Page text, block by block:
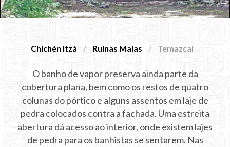
Tour Diamante Chichen Itza
Chichen Itza Premium
INFORMAÇÃO
Bilhetes
Chichén Itzá Ruinas Maias Temazcal
O banho de vapor preserva ainda parte da
cobertura plana, bem como os restos de quatro
colunas do pórtico e alguns assentos em laje de
pedra colocados contra a fachada. Uma estreita
abertura dá acesso ao interior, onde existem lajes
de pedra para os banhistas se sentarem. Nas